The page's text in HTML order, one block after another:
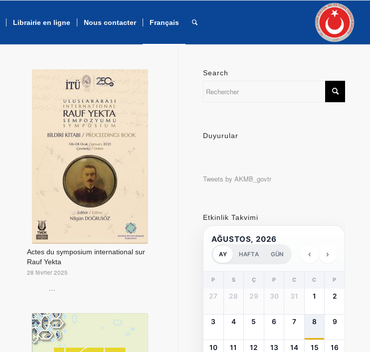
Librairie en ligne Nous contacter Français
Actes du symposium international sur
Rauf Yekta
28 février 2025
…
Search
Duyurular
Tweets by AKMB_govtr
Etkinlik Takvimi
AĞUSTOS, 2026
AY HAFTA GÜN ‹ ›
P S Ç P C C P
27 28 29 30 31 1 2
3 4 5 6 7 8 9
10 11 12 13 14 15 16